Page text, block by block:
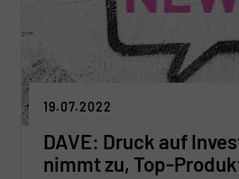
19.07.2022
DAVE: Druck auf
nimmt zu, Top-